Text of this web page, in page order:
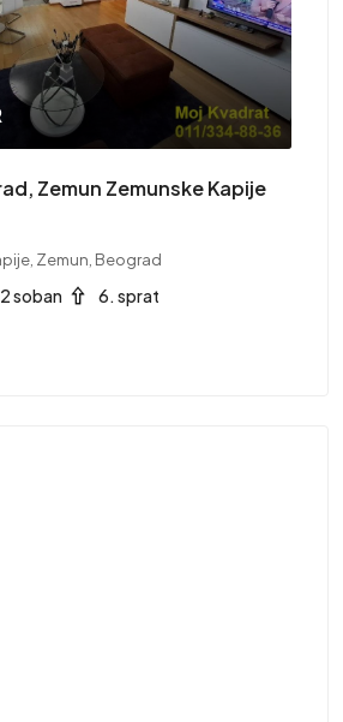
Zemun Zemunske Kapije
Zemun, Beograd
2 soban 6. sprat